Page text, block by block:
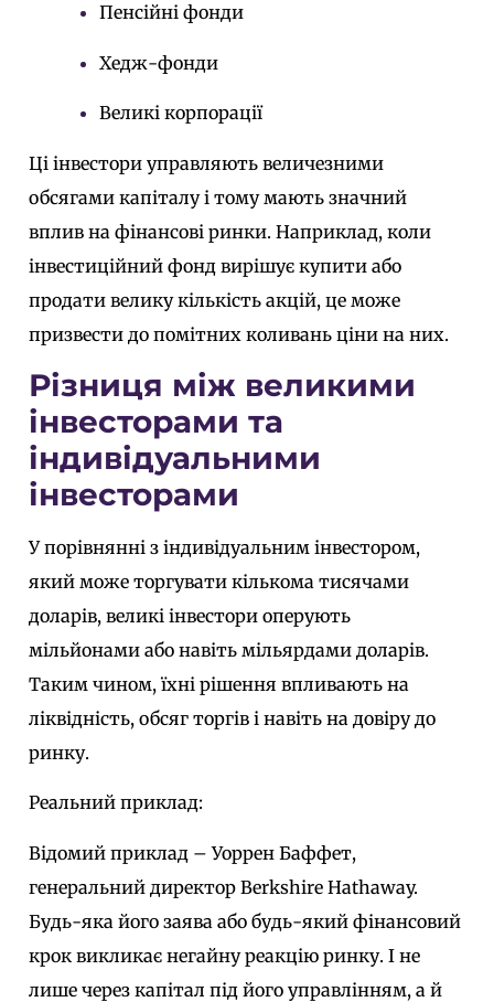
Пенсійні фонди
Хедж-фонди
Великі корпорації
Ці інвестори управляють величезними
обсягами капіталу і тому мають значний
вплив на фінансові ринки. Наприклад, коли
інвестиційний фонд вирішує купити або
продати велику кількість акцій, це може
призвести до помітних коливань ціни на них.
Різниця між великими
інвесторами та
індивідуальними
інвесторами
У порівнянні з індивідуальним інвестором,
який може торгувати кількома тисячами
доларів, великі інвестори оперують
мільйонами або навіть мільярдами доларів.
Таким чином, їхні рішення впливають на
ліквідність, обсяг торгів і навіть на довіру до
ринку.
Реальний приклад:
Відомий приклад – Уоррен Баффет,
генеральний директор Berkshire Hathaway.
Будь-яка його заява або будь-який фінансовий
крок викликає негайну реакцію ринку. І не
лише через капітал під його управлінням, а й